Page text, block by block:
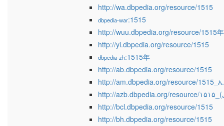
http://wa.dbpedia.org/resource/1515
dbpedia-war:1515
http://wuu.dbpedia.org/resource/1515年
http://yi.dbpedia.org/resource/1515
dbpedia-zh:1515年
http://ab.dbpedia.org/resource/1515
http://am.dbpedia.org/resource/
http://bcl.dbpedia.org/resource/1515
http://bh.dbpedia.org/resource/1515